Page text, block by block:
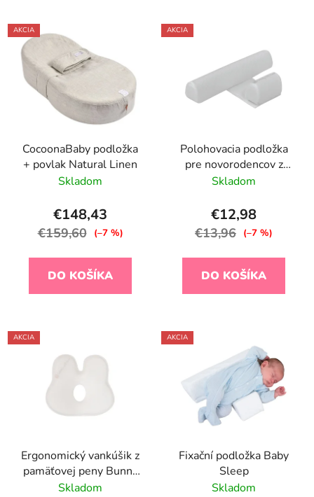
AKCIA
CocoonaBaby podložka
+ povlak Natural Linen
Skladom
€148,43
€159,60 (–7 %)
DO KOŠÍKA
AKCIA
Polohovacia podložka
pre novorodencov z
pamäťovej peny Airknit
Skladom
€12,98
€13,96 (–7 %)
DO KOŠÍKA
AKCIA
Ergonomický vankúšik z
pamäťovej peny Bunny
Airknit White
Skladom
AKCIA
Fixační podložka Baby
Sleep
Skladom